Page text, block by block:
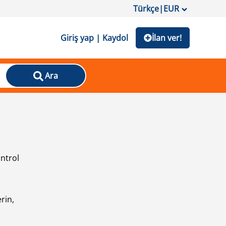
Türkçe|EUR
Giriş yap | Kaydol İlan ver!
Ara